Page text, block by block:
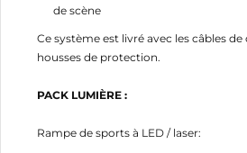
de scène
Ce système est livré avec les câbles
housses de protection.
PACK LUMIÈRE :
Rampe de sports à LED / laser: